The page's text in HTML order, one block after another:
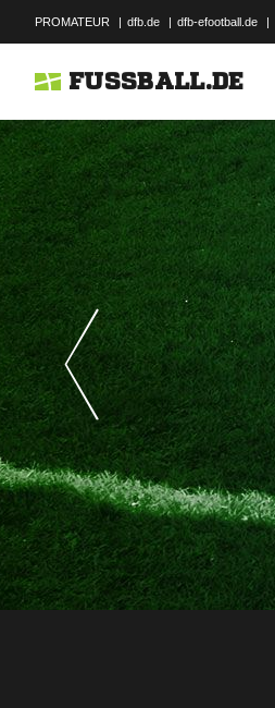
PROMATEUR | dfb.de | dfb-efootball.de |
FUSSBALL.DE